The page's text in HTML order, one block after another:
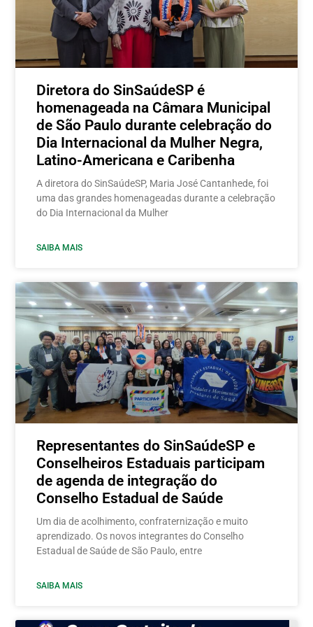
Diretora do SinSaúdeSP é
homenageada na Câmara Municipal
de São Paulo durante celebração do
Dia Internacional da Mulher Negra,
Latino-Americana e Caribenha
A diretora do SinSaúdeSP, Maria José Cantanhede, foi
uma das grandes homenageadas durante a celebração
do Dia Internacional da Mulher
SAIBA MAIS
Representantes do SinSaúdeSP e
Conselheiros Estaduais participam
de agenda de integração do
Conselho Estadual de Saúde
Um dia de acolhimento, confraternização e muito
aprendizado. Os novos integrantes do Conselho
Estadual de Saúde de São Paulo, entre
SAIBA MAIS